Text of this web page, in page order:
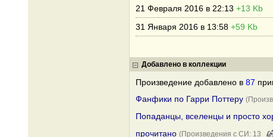
21 Февраля 2016 в 22:13 +13 Kb
31 Января 2016 в 13:58 +59 Kb
Добавлено в коллекции
Произведение добавлено в 87
Фанфики по Гарри Поттеру
Попаданцы, вселенцы и просто
прочитано (Произведения с СИ: 13